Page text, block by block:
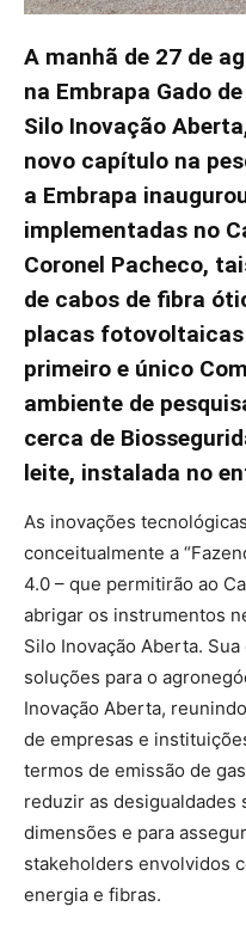
A manhã de 27 de
na Embrapa Gado
Silo Inovação
novo capítulo na
a Embrapa
implementadas no
Coronel Pacheco,
de cabos de fibra
placas
primeiro e único
ambiente de
cerca de
leite, instalada no
As inovações
conceitualmente a
4.0 – que permitirão ao
abrigar os instrumentos
Silo Inovação Aberta.
soluções para o
Inovação Aberta,
de empresas e
termos de emissão de
reduzir as desigualdades
dimensões e para
stakeholders envolvidos
energia e fibras.